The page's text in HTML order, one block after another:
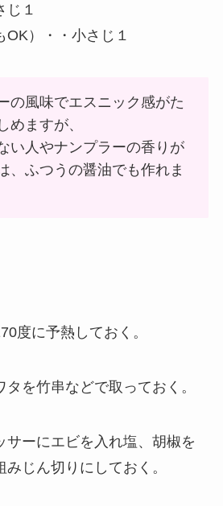
１
）・・小さじ１
の風味でエスニック感がた
めますが、
い人やナンプラーの香りが
、ふつうの醤油でも作れま
度に予熱しておく。
タを竹串などで取っておく。
サーにエビを入れ塩、胡椒を
じん切りにしておく。